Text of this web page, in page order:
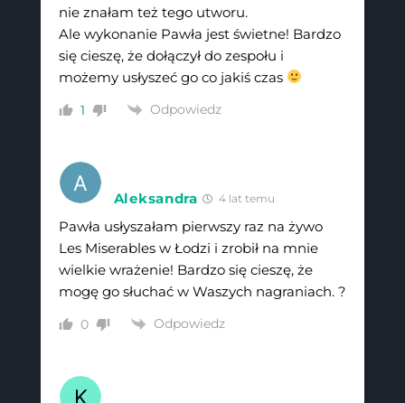
nie znałam też tego utworu.
Ale wykonanie Pawła jest świetne! Bardzo
się cieszę, że dołączył do zespołu i
możemy usłyszeć go co jakiś czas
1 Odpowiedz
Aleksandra 4 lat temu
Pawła usłyszałam pierwszy raz na żywo
Les Miserables w Łodzi i zrobił na mnie
wielkie wrażenie! Bardzo się cieszę, że
mogę go słuchać w Waszych nagraniach. ?
0 Odpowiedz